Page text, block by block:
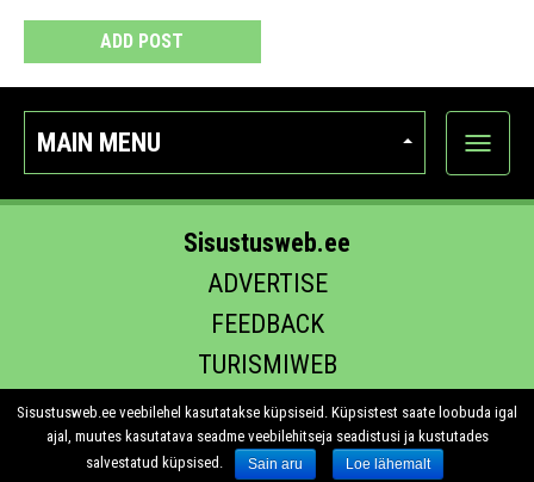
ADD POST
MAIN MENU
Show
Sisustusweb.ee
ADVERTISE
FEEDBACK
TURISMIWEB
EHITUS.EE
Sisustusweb.ee veebilehel kasutatakse küpsiseid. Küpsistest saate loobuda igal
ajal, muutes kasutatava seadme veebilehitseja seadistusi ja kustutades
salvestatud küpsised.
Sain aru Loe lähemalt